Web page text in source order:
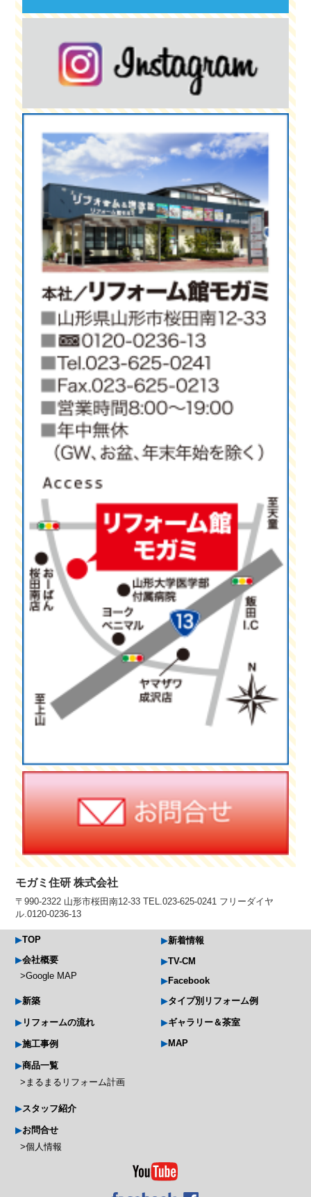
モガミ住研 株式会社
〒990-2322 山形市桜田南12-33 TEL.023-625-0241 フリーダイヤ
ル.0120-0236-13
TOP
会社概要
Google MAP
新築
リフォームの流れ
施工事例
商品一覧
まるまるリフォーム計画
スタッフ紹介
お問合せ
個人情報
新着情報
TV-CM
Facebook
タイプ別リフォーム例
ギャラリー＆茶室
MAP